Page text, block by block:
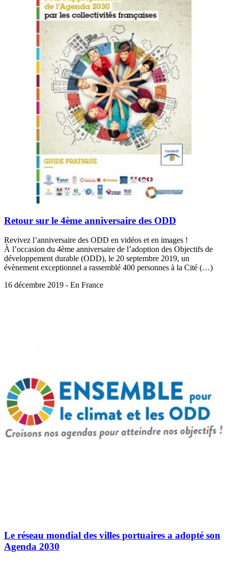
Retour sur le 4ème anniversaire des ODD
Revivez l’anniversaire des ODD en vidéos et en images !
À l’occasion du 4ème anniversaire de l’adoption des Objectifs de
développement durable (ODD), le 20 septembre 2019, un
évènement exceptionnel a rassemblé 400 personnes à la Cité (…)
16 décembre 2019 - En France
Le réseau mondial des villes portuaires a adopté son
Agenda 2030